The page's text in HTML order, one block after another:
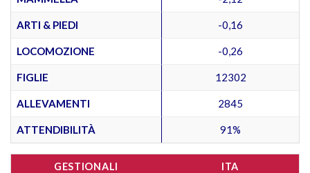
ARTI & PIEDI -0,16
LOCOMOZIONE -0,26
FIGLIE 12302
ALLEVAMENTI 2845
ATTENDIBILITÀ 91%
GESTIONALI ITA